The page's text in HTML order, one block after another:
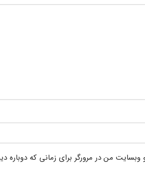
وبسایت من در مرورگر برای زمانی که دوباره